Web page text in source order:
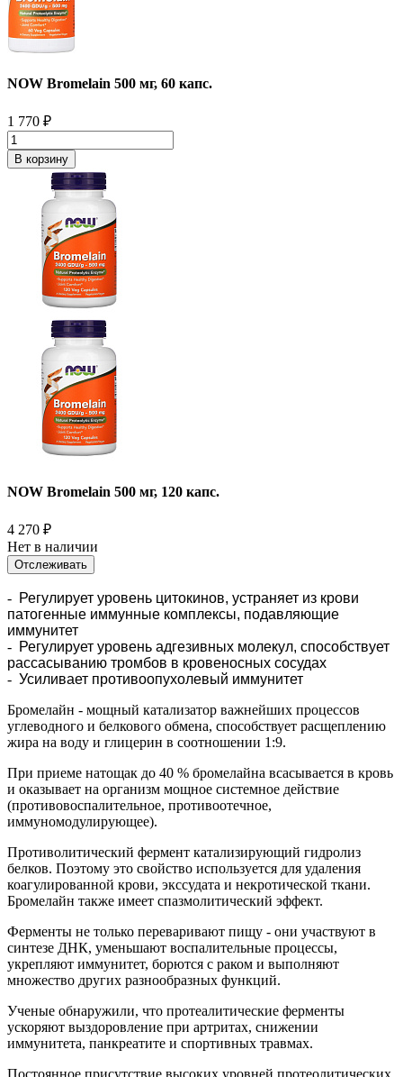
NOW Bromelain 500 мг, 60 капс.
1 770 ₽
В корзину
NOW Bromelain 500 мг, 120 капс.
4 270 ₽
Нет в наличии
Отслеживать
- Регулирует уровень цитокинов, устраняет из крови
патогенные иммунные комплексы, подавляющие
иммунитет
- Регулирует уровень адгезивных молекул, способствует
рассасыванию тромбов в кровеносных сосудах
- Усиливает противоопухолевый иммунитет
Бромелайн - мощный катализатор важнейших процессов
углеводного и белкового обмена, способствует расщеплению
жира на воду и глицерин в соотношении 1:9.
При приеме натощак до 40 % бромелайна всасывается в кровь
и оказывает на организм мощное системное действие
(противовоспалительное, противоотечное,
иммуномодулирующее).
Противолитический фермент катализирующий гидролиз
белков. Поэтому это свойство используется для удаления
коагулированной крови, экссудата и некротической ткани.
Бромелайн также имеет спазмолитический эффект.
Ферменты не только переваривают пищу - они участвуют в
синтезе ДНК, уменьшают воспалительные процессы,
укрепляют иммунитет, борются с раком и выполняют
множество других разнообразных функций.
Ученые обнаружили, что протеалитические ферменты
ускоряют выздоровление при артритах, снижении
иммунитета, панкреатите и спортивных травмах.
Постоянное присутствие высоких уровней протеолитических